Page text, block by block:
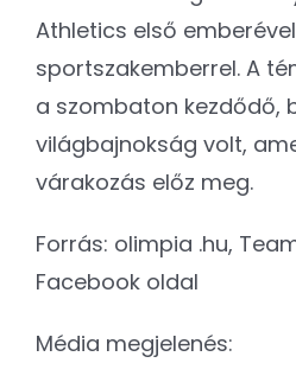
Athletics első
sportszakemberrel. A
a szombaton kezdődő,
világbajnokság volt,
várakozás előz meg.
Forrás: olimpia .hu,
Facebook oldal
Média megjelenés: